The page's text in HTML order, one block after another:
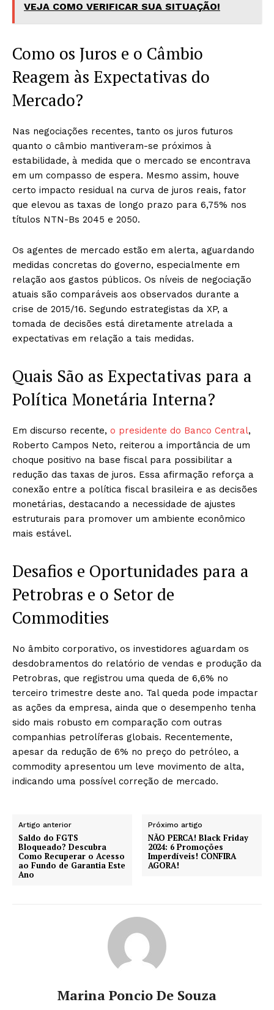
VEJA COMO VERIFICAR SUA SITUAÇÃO!
Como os Juros e o Câmbio
Reagem às Expectativas do
Mercado?
Nas negociações recentes, tanto os juros futuros
quanto o câmbio mantiveram-se próximos à
estabilidade, à medida que o mercado se encontrava
em um compasso de espera. Mesmo assim, houve
certo impacto residual na curva de juros reais, fator
que elevou as taxas de longo prazo para 6,75% nos
títulos NTN-Bs 2045 e 2050.
Os agentes de mercado estão em alerta, aguardando
medidas concretas do governo, especialmente em
relação aos gastos públicos. Os níveis de negociação
atuais são comparáveis aos observados durante a
crise de 2015/16. Segundo estrategistas da XP, a
tomada de decisões está diretamente atrelada a
expectativas em relação a tais medidas.
Quais São as Expectativas para a
Política Monetária Interna?
Em discurso recente, o presidente do Banco Central,
Roberto Campos Neto, reiterou a importância de um
choque positivo na base fiscal para possibilitar a
redução das taxas de juros. Essa afirmação reforça a
conexão entre a política fiscal brasileira e as decisões
monetárias, destacando a necessidade de ajustes
estruturais para promover um ambiente econômico
mais estável.
Desafios e Oportunidades para a
Petrobras e o Setor de
Commodities
No âmbito corporativo, os investidores aguardam os
desdobramentos do relatório de vendas e produção da
Petrobras, que registrou uma queda de 6,6% no
terceiro trimestre deste ano. Tal queda pode impactar
as ações da empresa, ainda que o desempenho tenha
sido mais robusto em comparação com outras
companhias petrolíferas globais. Recentemente,
apesar da redução de 6% no preço do petróleo, a
commodity apresentou um leve movimento de alta,
indicando uma possível correção de mercado.
Artigo anterior
Saldo do FGTS
Bloqueado? Descubra
Como Recuperar o Acesso
ao Fundo de Garantia Este
Ano
Próximo artigo
NÃO PERCA! Black Friday
2024: 6 Promoções
Imperdíveis! CONFIRA
AGORA!
Marina Poncio De Souza